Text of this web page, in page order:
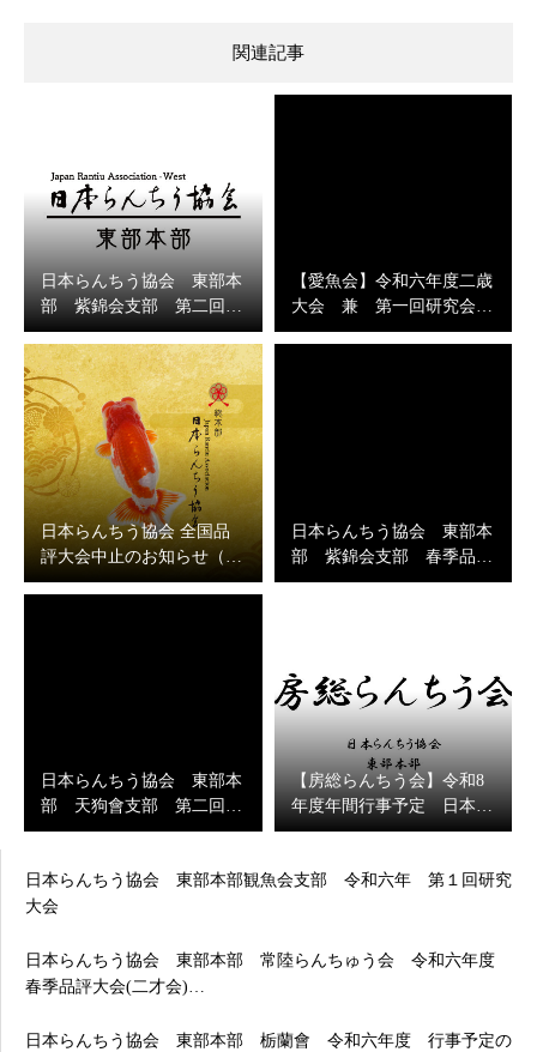
関連記事
日本らんちう協会 東部本
部 紫錦会支部 第二回…
【愛魚会】令和六年度二歳
大会 兼 第一回研究会…
日本らんちう協会 全国品
評大会中止のお知らせ（…
日本らんちう協会 東部本
部 紫錦会支部 春季品…
日本らんちう協会 東部本
部 天狗會支部 第二回…
【房総らんちう会】令和8
年度年間行事予定 日本…
日本らんちう協会 東部本部観魚会支部 令和六年 第１回研究
大会
日本らんちう協会 東部本部 常陸らんちゅう会 令和六年度
春季品評大会(二才会)…
日本らんちう協会 東部本部 栃蘭會 令和六年度 行事予定の